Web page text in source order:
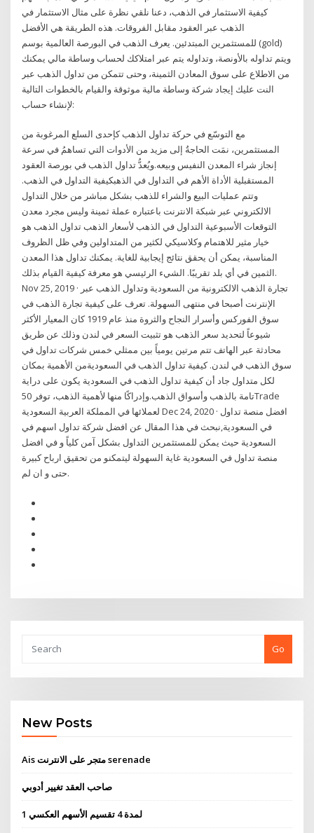
كيفية الاستثمار في الذهب، دعنا نلقي نظرة على مثال الاستثمار في
الذهب عبر العقود مقابل الفروقات. هذه الطريقة هي الأفضل
للمستثمرين المبتدئين. يعرف الذهب في البورصة العالمية بوسم (gold)
ويتم تداوله بالأونصة، وتداوله يتم عبر امتلاكك لحساب وساطة مالي يمكنك
من الاطلاع على سوق المعادن الثمينة، وحتى تتمكن من تداول الذهب عبر
النت عليك إيجاد شركة وساطة مالية موثوقة والقيام بالخطوات التالية
لإنشاء حساب:
مع التوسّع في حركة تداول الذهب كإحدى السلع المرغوبة من
المستثمرين، نمَت الحاجةُ إلى مزيد من الأدوات التي تساهمُ في سرعة
إنجاز شراء المعدن النفيس وبيعه.ويُعدُّ تداول الذهب في بورصة العقود
المستقبلية الأداة الأهم في التداول في الذهبكيفية التداول في الذهب.
وتتم عمليات البيع والشراء للذهب بشكل مباشر من خلال التداول
الالكتروني عبر شبكة الانترنت باعتباره عملة ثمينة وليس مجرد معدن
التوقعات الأسبوعية التداول في الذهب لأسعار الذهب تداول الذهب هو
خيار مثير للاهتمام وكلاسيكي لكثير من المتداولين وفي ظل الظروف
المناسبة، يمكن أن يحقق نتائج إيجابية للغاية. يمكنك تداول هذا المعدن
الثمين في أي بلد تقريبًا. الشيء الرئيسي هو معرفة كيفية القيام بذلك.
Nov 25, 2019 · تجارة الذهب الالكترونية من السعودية وتداول الذهب عبر
الإنترنت أصبحا في منتهى السهولة. تعرف على كيفية تجارة الذهب في
سوق الفوركس وأسرار النجاح والثروة منذ عام 1919 كان المعيار الأكثر
شيوعاً لتحديد سعر الذهب هو تثبيت السعر في لندن وذلك عن طريق
محادثة عبر الهاتف تتم مرتين يومياً بين ممثلي خمس شركات تداول في
سوق الذهب في لندن. كيفية تداول الذهب في السعوديةمن الأهمية بمكان
لكل متداول جاد أن كيفية تداول الذهب في السعودية يكون على دراية
تامة بالذهب وأسواق الذهب.وإدراكًا منها لأهمية الذهب، توفر 50Trade
لعملائها في المملكة العربية السعودية Dec 24, 2020 · افضل منصة تداول
في السعودية,نبحث في هذا المقال عن افضل شركة تداول اسهم في
السعودية حيث يمكن للمستثمرين التداول بشكل آمن كلياً و في افضل
منصة تداول في السعودية غاية السهولة ليتمكنو من تحقيق ارباح كبيرة
حتى و ان لم.
Go
New Posts
Ais متجر على الانترنت serenade
صاحب العقد تغيير أدوبي
1 لمدة 4 تقسيم الأسهم العكسي